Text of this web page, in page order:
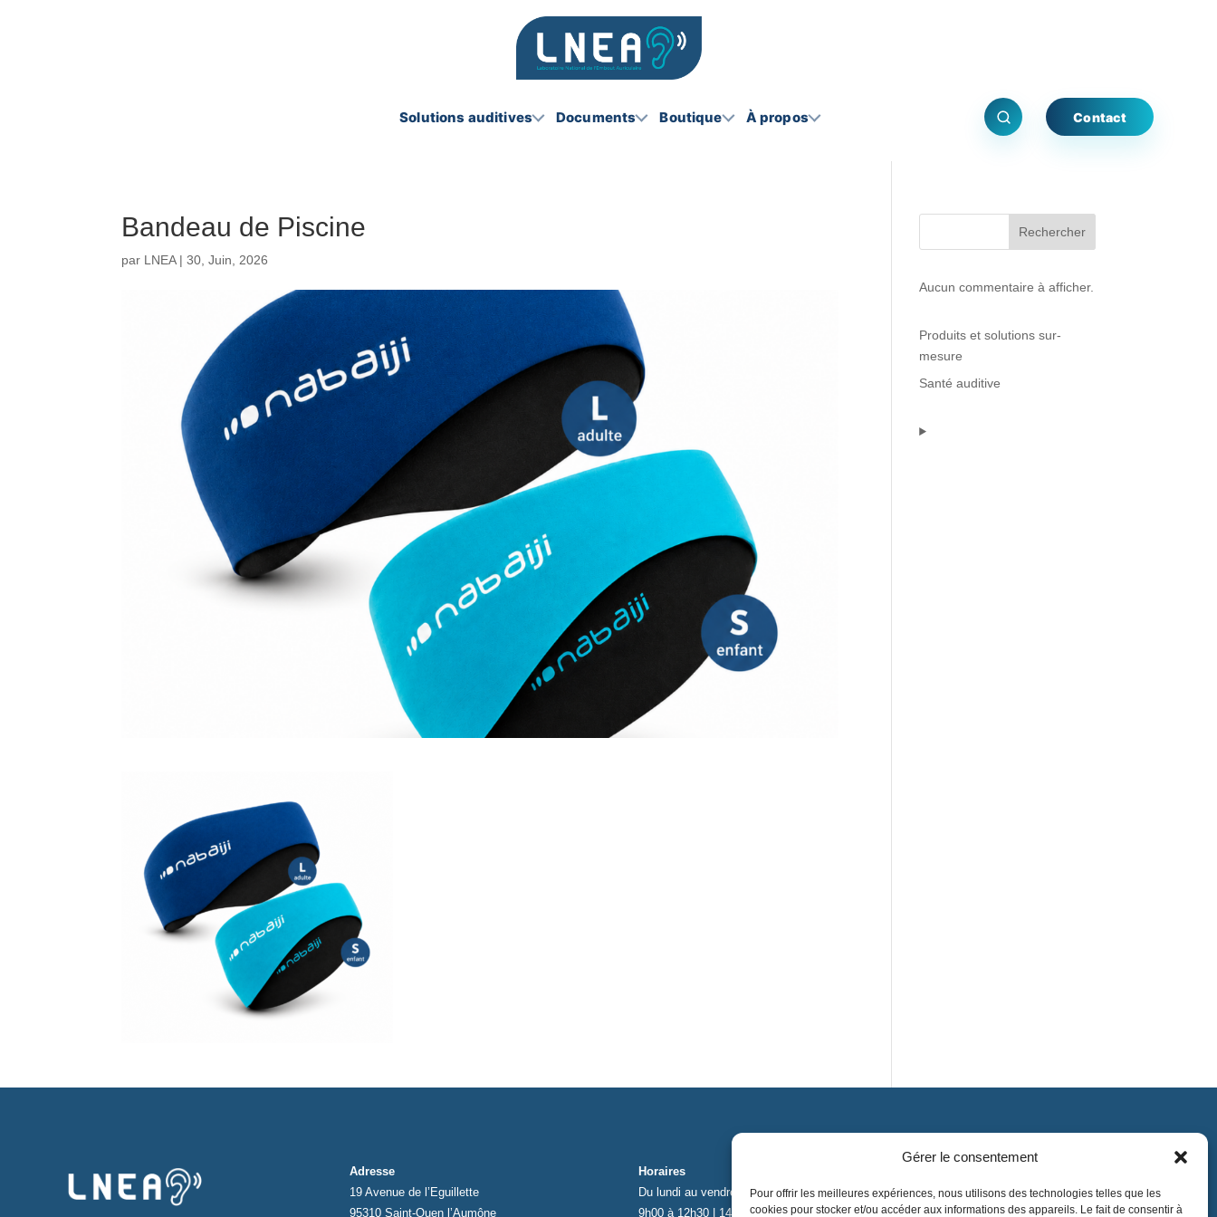
Gérer le consentement
Pour offrir les meilleures expériences, nous utilisons des technologies telles que les
cookies pour stocker et/ou accéder aux informations des appareils. Le fait de consentir à
Solutions auditives Documents Boutique À propos Contact
Bandeau de Piscine
par LNEA|30, Juin, 2026
Rechercher
Aucun commentaire à afficher.
Produits et solutions sur-
mesure
Santé auditive
Adresse
19 Avenue de l’Eguillette
95310 Saint-Ouen l’Aumône
Horaires
Du lundi au vendredi
9h00 à 12h30 | 14h00 à 17h00
contact@lnea-audition.com
+33 (0)1 34 67 67 17